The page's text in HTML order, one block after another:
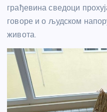
грађевина сведоци
говоре и о људском
живота.